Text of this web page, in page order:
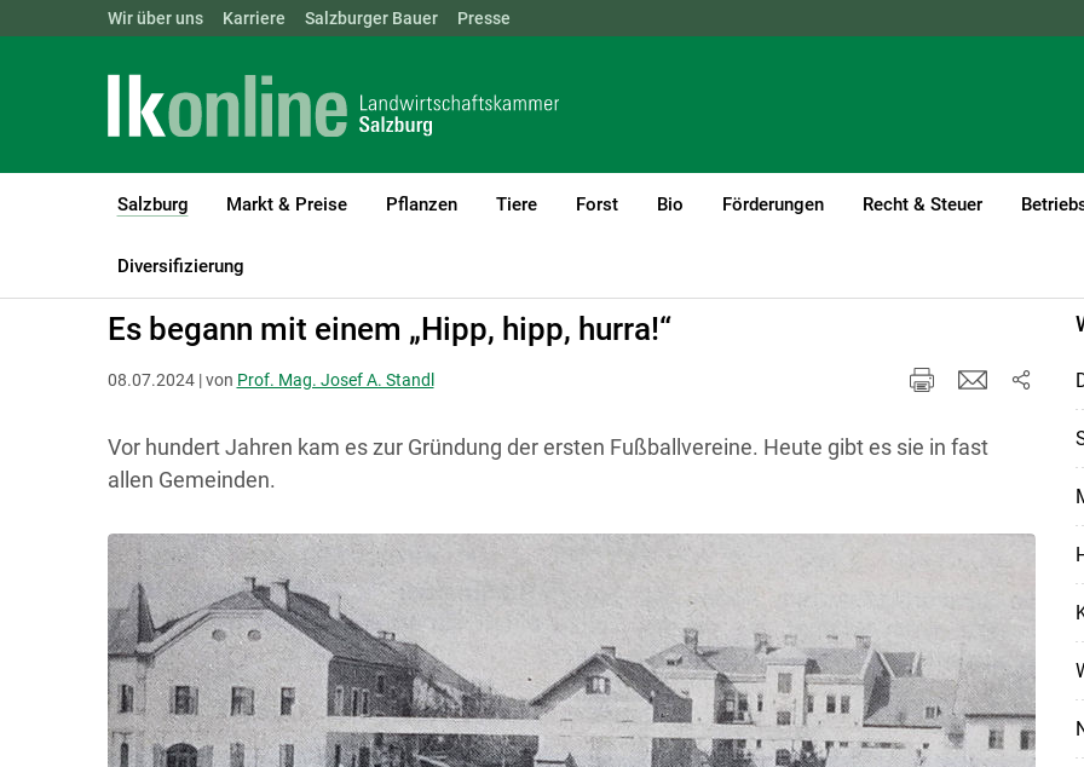
Landwirtschaftskammern: ÖSTERREICH BGLD KTN
Wir über uns Karriere Salzburger Bauer Presse
Salzburg
(current)1
Markt & Preise Pflanzen Tiere Forst Bio Förderungen Recht & Steuer
Diversifizierung
LK Salzburg Salzburg
Es begann mit einem „Hipp, hipp, hurra!“
08.07.2024 | von Prof. Mag. Josef A. Standl
Vor hundert Jahren kam es zur Gründung der ersten Fußballvereine. Heute gibt es sie in fast
allen Gemeinden.